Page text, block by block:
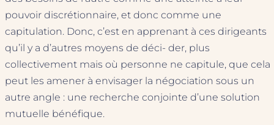
pouvoir discrétionnaire, et donc comme une
capitulation. Donc, c’est en apprenant à ces dirigeants
qu’il y a d’autres moyens de déci- der, plus
collectivement mais où personne ne capitule, que cela
peut les amener à envisager la négociation sous un
autre angle : une recherche conjointe d’une solution
mutuelle bénéfique.